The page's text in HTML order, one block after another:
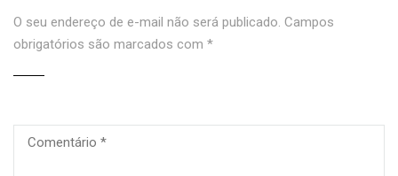
O seu endereço de e-mail não será publicado. Campos
obrigatórios são marcados com *